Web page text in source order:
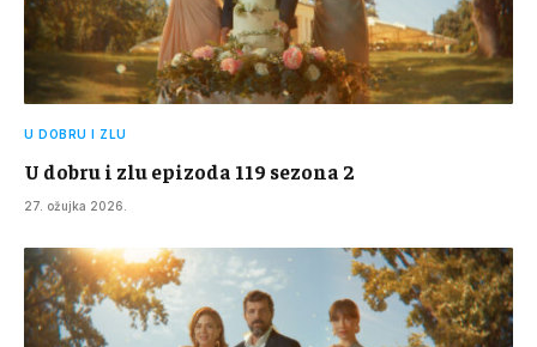
U DOBRU I ZLU
U dobru i zlu epizoda 119 sezona 2
27. ožujka 2026.